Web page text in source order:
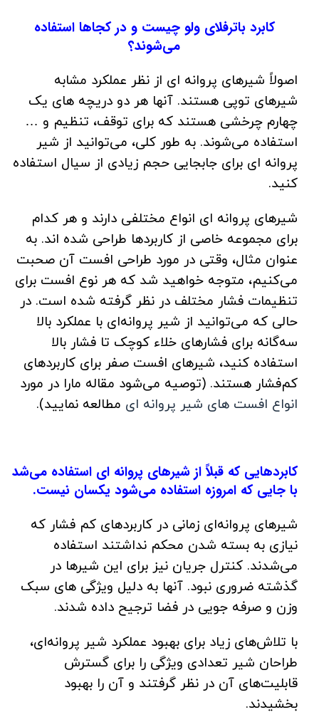
کابرد باترفلای ولو چیست و در کجاها استفاده
می‌شوند؟
اصولاً شیرهای پروانه ای از نظر عملکرد مشابه
شیرهای توپی هستند. آنها هر دو دریچه های یک
چهارم چرخشی هستند که برای توقف، تنظیم و …
استفاده می‌شوند. به طور کلی، می‌توانید از شیر
پروانه ای برای جابجایی حجم زیادی از سیال استفاده
کنید.
شیرهای پروانه ای انواع مختلفی دارند و هر کدام
برای مجموعه خاصی از کاربردها طراحی شده اند. به
عنوان مثال، وقتی در مورد طراحی افست آن صحبت
می‌کنیم، متوجه خواهید شد که هر نوع افست برای
تنظیمات فشار مختلف در نظر گرفته شده است. در
حالی که می‌توانید از شیر پروانه‌ای با عملکرد بالا
سه‌گانه برای فشارهای خلاء کوچک تا فشار بالا
استفاده کنید، شیرهای افست صفر برای کاربردهای
کم‌فشار هستند. (توصیه می‌شود مقاله مارا در مورد
انواع افست های شیر پروانه ای مطالعه نمایید).
کابردهایی که قبلاً از شیرهای پروانه ای استفاده می‌شد
با جایی که امروزه استفاده می‌شود یکسان نیست.
شیرهای پروانه‌ای زمانی در کاربردهای کم فشار که
نیازی به بسته شدن محکم نداشتند استفاده
می‌شدند. کنترل جریان نیز برای این شیرها در
گذشته ضروری نبود. آنها به دلیل ویژگی های سبک
وزن و صرفه جویی در فضا ترجیح داده شدند.
با تلاش‌های زیاد برای بهبود عملکرد شیر پروانه‌ای،
طراحان شیر تعدادی ویژگی را برای گسترش
قابلیت‌های آن در نظر گرفتند و آن را بهبود
بخشیدند.